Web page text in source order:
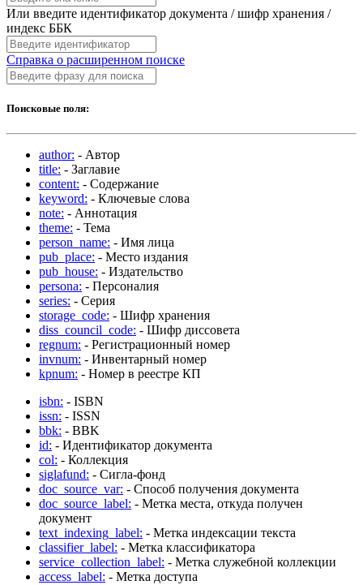
Или введите идентификатор документа / шифр хранения /
индекс ББК
Справка о расширенном поиске
Поисковые поля:
author: - Автор
title: - Заглавие
content: - Содержание
keyword: - Ключевые слова
note: - Аннотация
theme: - Тема
person_name: - Имя лица
pub_place: - Место издания
pub_house: - Издательство
persona: - Персоналия
series: - Серия
storage_code: - Шифр хранения
diss_council_code: - Шифр диссовета
regnum: - Регистрационный номер
invnum: - Инвентарный номер
kpnum: - Номер в реестре КП
isbn: - ISBN
issn: - ISSN
bbk: - BBK
id: - Идентификатор документа
col: - Коллекция
siglafund: - Сигла-фонд
doc_source_var: - Способ получения документа
doc_source_label: - Метка места, откуда получен
документ
text_indexing_label: - Метка индексации текста
classifier_label: - Метка классификатора
service_collection_label: - Метка служебной коллекции
access_label: - Метка доступа